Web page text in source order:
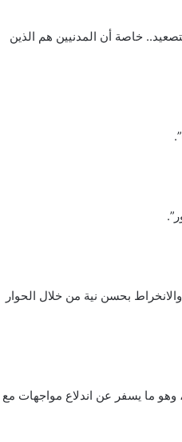
خاصة أن المدنيين هم الذين
بحسن نية من خلال الحوار
وهو ما يسفر عن اندلاع مواجهات مع